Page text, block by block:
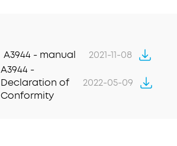
A3944 - manual 2021-11-08
A3944 -
Declaration of
Conformity
2022-05-09